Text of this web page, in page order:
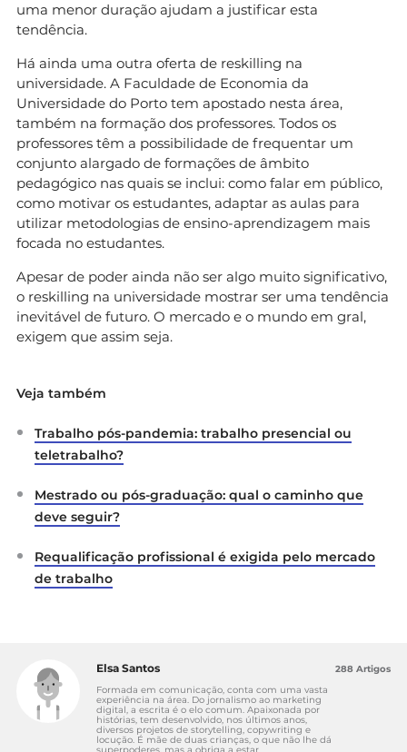
uma menor duração ajudam a justificar esta
tendência.
Há ainda uma outra oferta de reskilling na
universidade. A Faculdade de Economia da
Universidade do Porto tem apostado nesta área,
também na formação dos professores. Todos os
professores têm a possibilidade de frequentar um
conjunto alargado de formações de âmbito
pedagógico nas quais se inclui: como falar em público,
como motivar os estudantes, adaptar as aulas para
utilizar metodologias de ensino-aprendizagem mais
focada no estudantes.
Apesar de poder ainda não ser algo muito significativo,
o reskilling na universidade mostrar ser uma tendência
inevitável de futuro. O mercado e o mundo em gral,
exigem que assim seja.
Veja também
Trabalho pós-pandemia: trabalho presencial ou
teletrabalho?
Mestrado ou pós-graduação: qual o caminho que
deve seguir?
Requalificação profissional é exigida pelo mercado
de trabalho
Elsa Santos
Formada em comunicação, conta com uma vasta
experiência na área. Do jornalismo ao marketing
digital, a escrita é o elo comum. Apaixonada por
histórias, tem desenvolvido, nos últimos anos,
diversos projetos de storytelling, copywriting e
locução. É mãe de duas crianças, o que não lhe dá
288 Artigos